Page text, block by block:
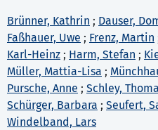
Brünner, Kathrin ; Dauser,
Faßhauer, Uwe ; Frenz, Martin
Karl-Heinz ; Harm, Stefan ;
Müller, Mattia-Lisa ;
Pursche, Anne ; Schley,
Schürger, Barbara ; Seufert,
Windelband, Lars